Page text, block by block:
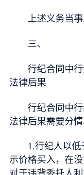
上述义务当
三、
行纪合同中
法律后果
行纪合同中
法律后果需要分情
1.行纪人以
示价格买入，在